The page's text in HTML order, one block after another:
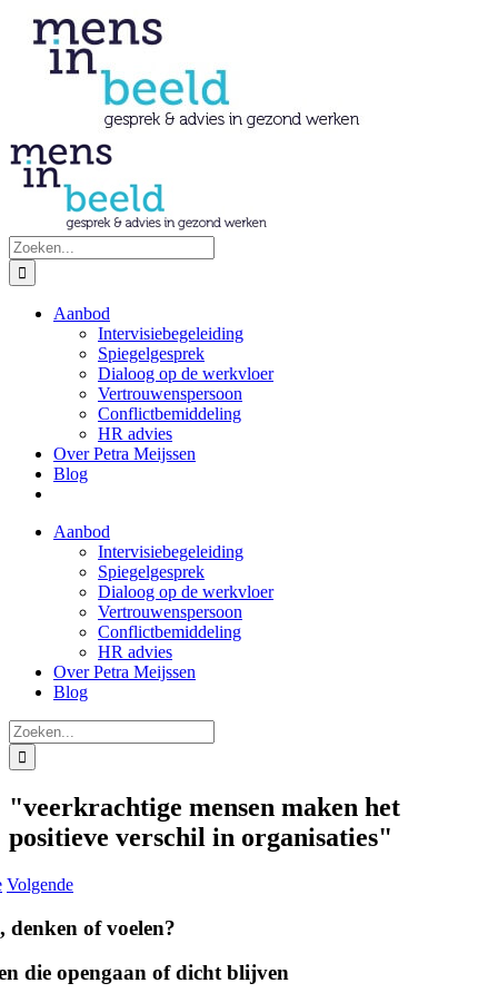
naar
inhoud
Zoeken
naar:
Aanbod
Intervisiebegeleiding
Spiegelgesprek
Dialoog op de werkvloer
Vertrouwenspersoon
Conflictbemiddeling
HR advies
Over Petra Meijssen
Blog
Aanbod
Intervisiebegeleiding
Spiegelgesprek
Dialoog op de werkvloer
Vertrouwenspersoon
Conflictbemiddeling
HR advies
Over Petra Meijssen
Blog
Zoeken
naar:
"veerkrachtige mensen maken het
positieve verschil in organisaties"
Volgende
denken of voelen?
die opengaan of dicht blijven